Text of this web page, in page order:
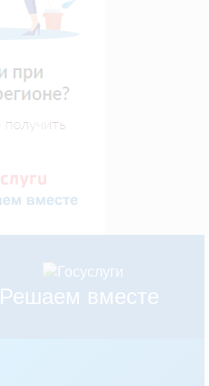
Решаем вместе